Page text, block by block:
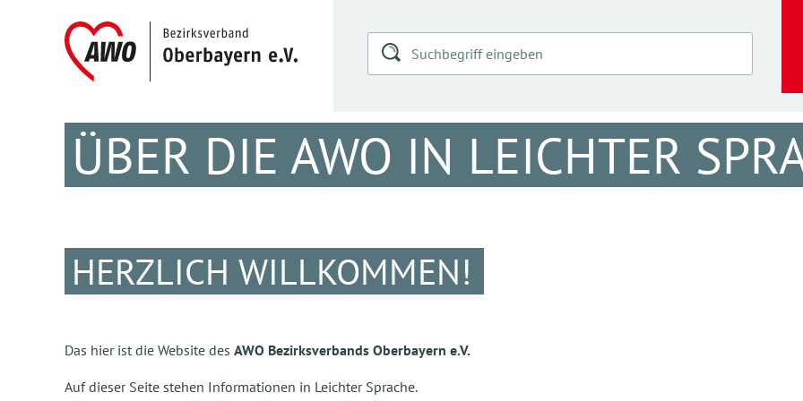
ÜBER DIE AWO IN LEICHTER
HERZLICH WILLKOMMEN!
Das hier ist die Website des AWO Bezirksverbands Oberbayern e.V.
Auf dieser Seite stehen Informationen in Leichter Sprache.